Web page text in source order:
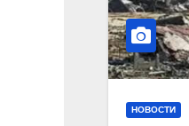
НОВОСТИ